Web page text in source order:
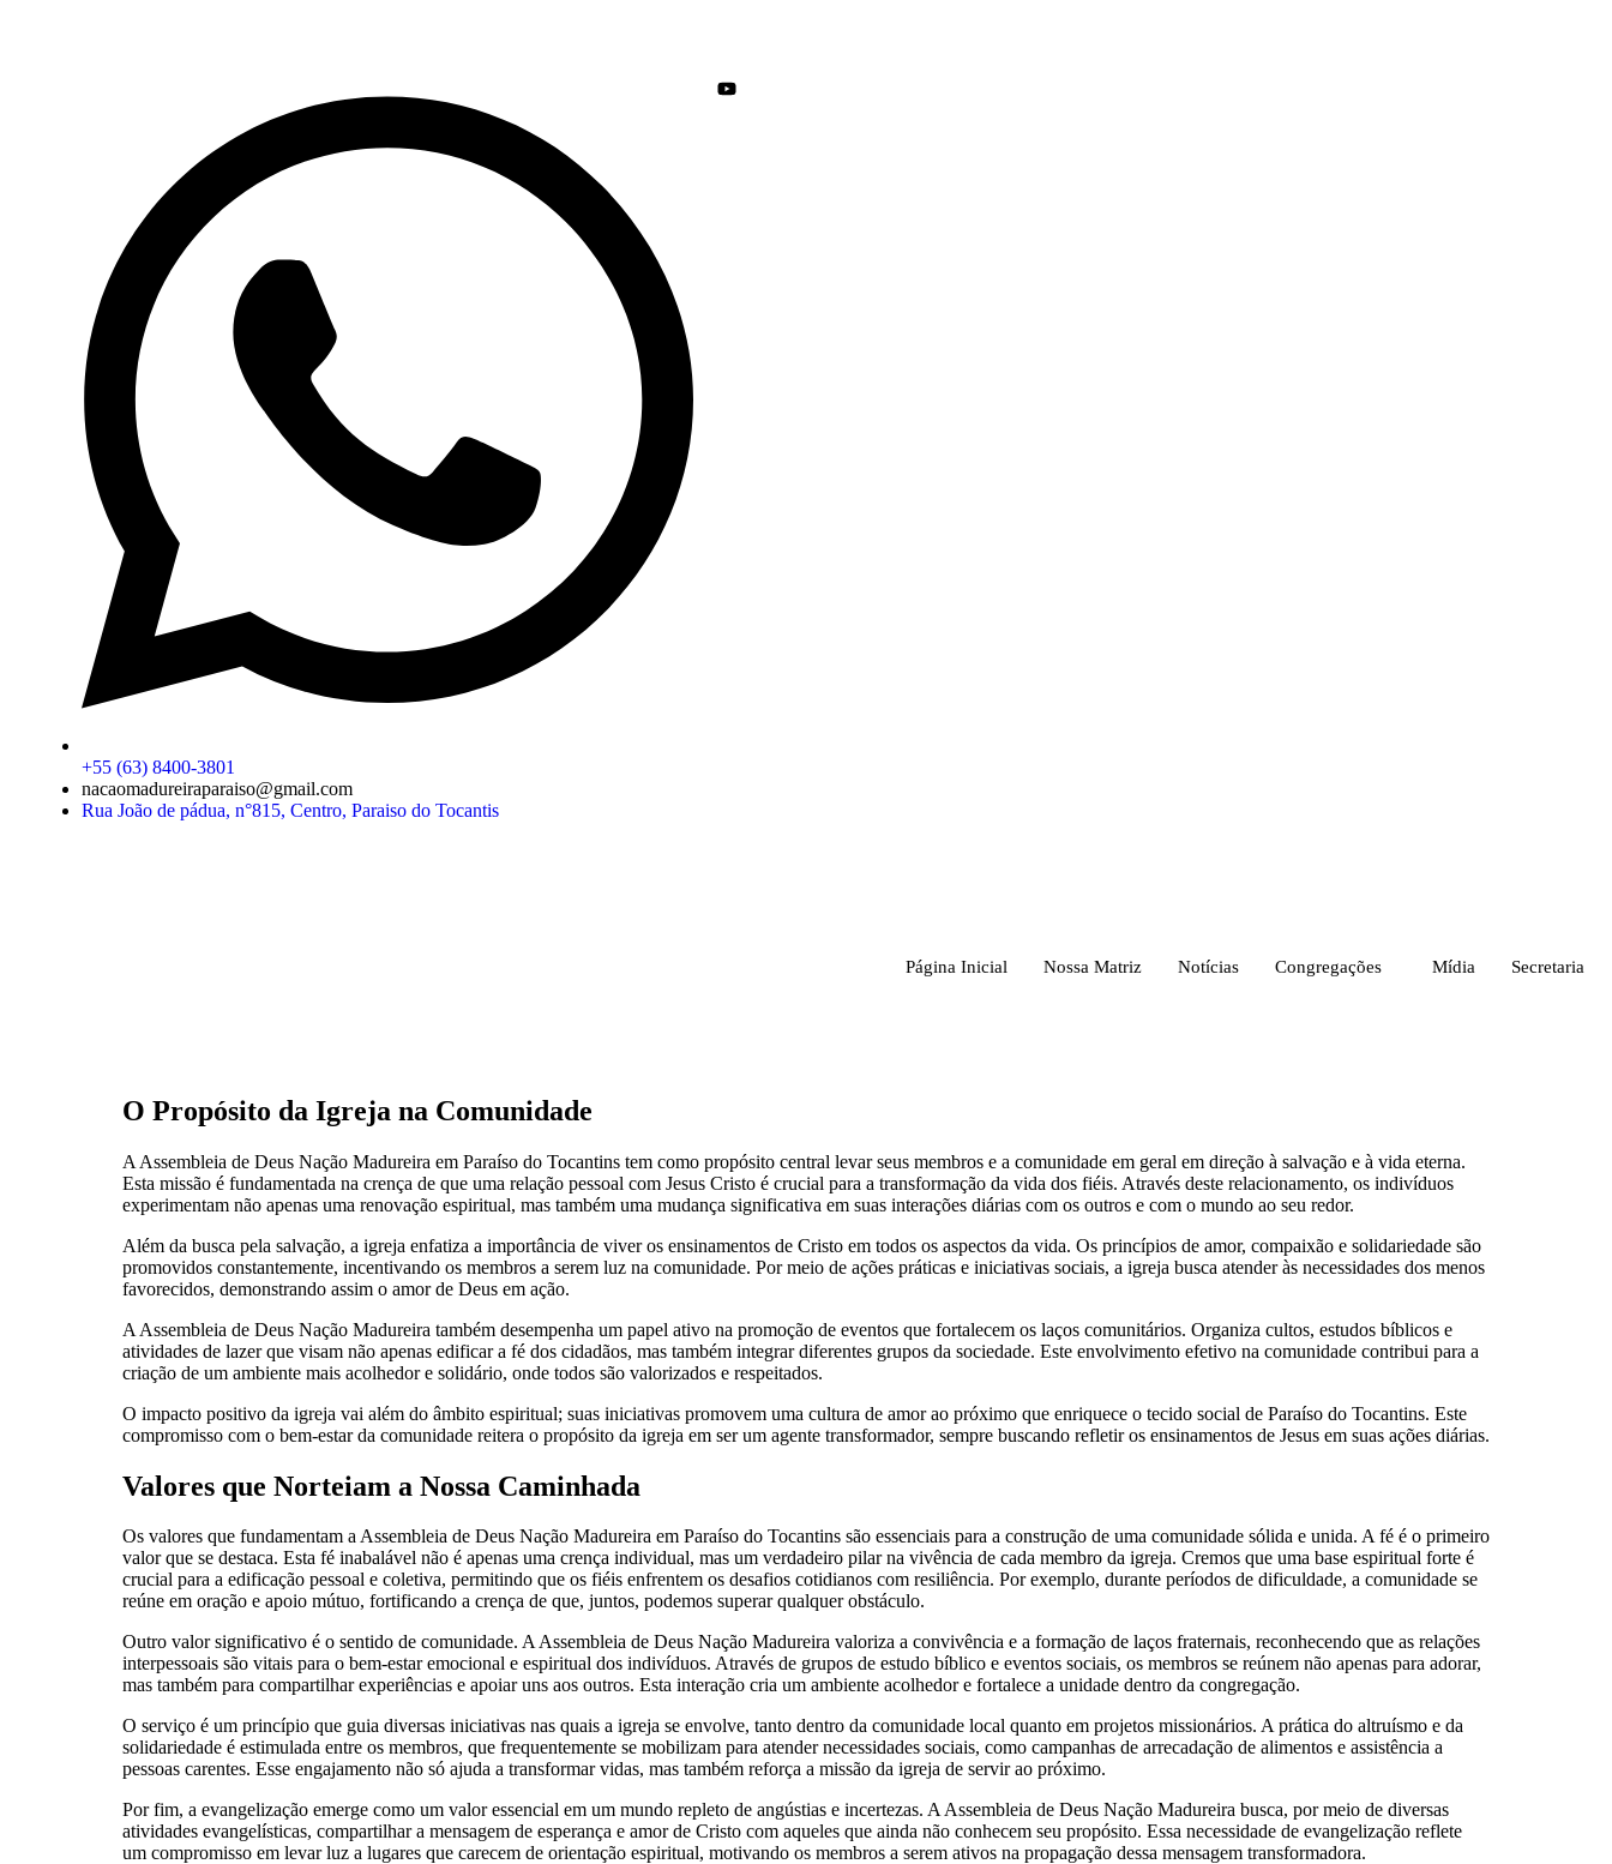
+55 (63) 8400-3801
nacaomadureiraparaiso@gmail.com
Rua João de pádua, n°815, Centro, Paraiso do Tocantis
Página Inicial Nossa Matriz Notícias Congregações Mídia Secretaria
O Propósito da Igreja na Comunidade
A Assembleia de Deus Nação Madureira em Paraíso do Tocantins tem como propósito central levar seus membros e a comunidade em geral em direção à salvação e à vida eterna.
Esta missão é fundamentada na crença de que uma relação pessoal com Jesus Cristo é crucial para a transformação da vida dos fiéis. Através deste relacionamento, os indivíduos
experimentam não apenas uma renovação espiritual, mas também uma mudança significativa em suas interações diárias com os outros e com o mundo ao seu redor.
Além da busca pela salvação, a igreja enfatiza a importância de viver os ensinamentos de Cristo em todos os aspectos da vida. Os princípios de amor, compaixão e solidariedade são
promovidos constantemente, incentivando os membros a serem luz na comunidade. Por meio de ações práticas e iniciativas sociais, a igreja busca atender às necessidades dos menos
favorecidos, demonstrando assim o amor de Deus em ação.
A Assembleia de Deus Nação Madureira também desempenha um papel ativo na promoção de eventos que fortalecem os laços comunitários. Organiza cultos, estudos bíblicos e
atividades de lazer que visam não apenas edificar a fé dos cidadãos, mas também integrar diferentes grupos da sociedade. Este envolvimento efetivo na comunidade contribui para a
criação de um ambiente mais acolhedor e solidário, onde todos são valorizados e respeitados.
O impacto positivo da igreja vai além do âmbito espiritual; suas iniciativas promovem uma cultura de amor ao próximo que enriquece o tecido social de Paraíso do Tocantins. Este
compromisso com o bem-estar da comunidade reitera o propósito da igreja em ser um agente transformador, sempre buscando refletir os ensinamentos de Jesus em suas ações diárias.
Valores que Norteiam a Nossa Caminhada
Os valores que fundamentam a Assembleia de Deus Nação Madureira em Paraíso do Tocantins são essenciais para a construção de uma comunidade sólida e unida. A fé é o primeiro
valor que se destaca. Esta fé inabalável não é apenas uma crença individual, mas um verdadeiro pilar na vivência de cada membro da igreja. Cremos que uma base espiritual forte é
crucial para a edificação pessoal e coletiva, permitindo que os fiéis enfrentem os desafios cotidianos com resiliência. Por exemplo, durante períodos de dificuldade, a comunidade se
reúne em oração e apoio mútuo, fortificando a crença de que, juntos, podemos superar qualquer obstáculo.
Outro valor significativo é o sentido de comunidade. A Assembleia de Deus Nação Madureira valoriza a convivência e a formação de laços fraternais, reconhecendo que as relações
interpessoais são vitais para o bem-estar emocional e espiritual dos indivíduos. Através de grupos de estudo bíblico e eventos sociais, os membros se reúnem não apenas para adorar,
mas também para compartilhar experiências e apoiar uns aos outros. Esta interação cria um ambiente acolhedor e fortalece a unidade dentro da congregação.
O serviço é um princípio que guia diversas iniciativas nas quais a igreja se envolve, tanto dentro da comunidade local quanto em projetos missionários. A prática do altruísmo e da
solidariedade é estimulada entre os membros, que frequentemente se mobilizam para atender necessidades sociais, como campanhas de arrecadação de alimentos e assistência a
pessoas carentes. Esse engajamento não só ajuda a transformar vidas, mas também reforça a missão da igreja de servir ao próximo.
Por fim, a evangelização emerge como um valor essencial em um mundo repleto de angústias e incertezas. A Assembleia de Deus Nação Madureira busca, por meio de diversas
atividades evangelísticas, compartilhar a mensagem de esperança e amor de Cristo com aqueles que ainda não conhecem seu propósito. Essa necessidade de evangelização reflete
um compromisso em levar luz a lugares que carecem de orientação espiritual, motivando os membros a serem ativos na propagação dessa mensagem transformadora.